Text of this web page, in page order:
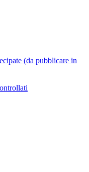
(da pubblicare in